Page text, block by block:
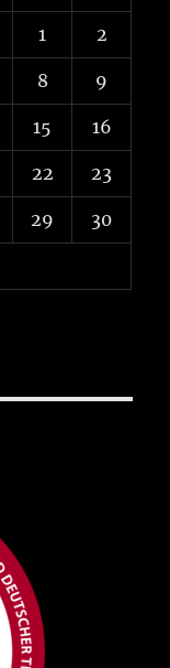
1 2
8 9
15 16
22 23
29 30